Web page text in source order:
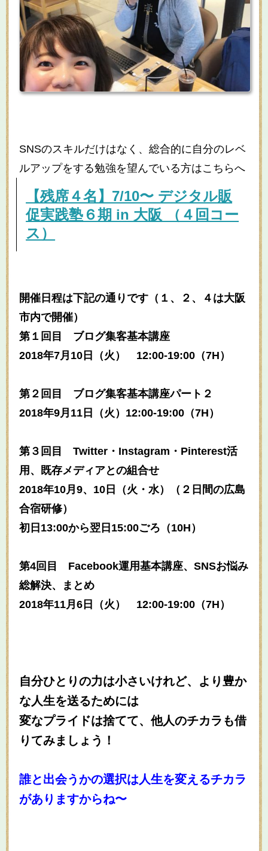
SNSのスキルだけはなく、総合的に自分のレベ
ルアップをする勉強を望んでいる方はこちらへ
【残席４名】7/10〜 デジタル販
促実践塾６期 in 大阪 （４回コー
ス）
開催日程は下記の通りです（１、２、４は大阪
市内で開催）
第１回目 ブログ集客基本講座
2018年7月10日（火） 12:00-19:00（7H）
第２回目 ブログ集客基本講座パート２
2018年9月11日（火）12:00-19:00（7H）
第３回目 Twitter・Instagram・Pinterest活
用、既存メディアとの組合せ
2018年10月9、10日（火・水）（２日間の広島
合宿研修）
初日13:00から翌日15:00ごろ（10H）
第4回目 Facebook運用基本講座、SNSお悩み
総解決、まとめ
2018年11月6日（火） 12:00-19:00（7H）
自分ひとりの力は小さいけれど、より豊か
な人生を送るためには
変なプライドは捨てて、他人のチカラも借
りてみましょう！
誰と出会うかの選択は人生を変えるチカラ
がありますからね〜